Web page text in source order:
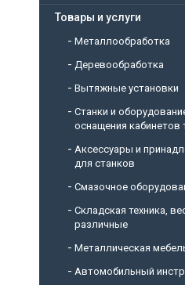
Товары и услуги
Металлообработка
Деревообработка
Вытяжные установки
Станки и
оснащения кабинетов
Аксессуары и
для станков
Смазочное
Складская техника,
различные
Металлическая
Автомобильный